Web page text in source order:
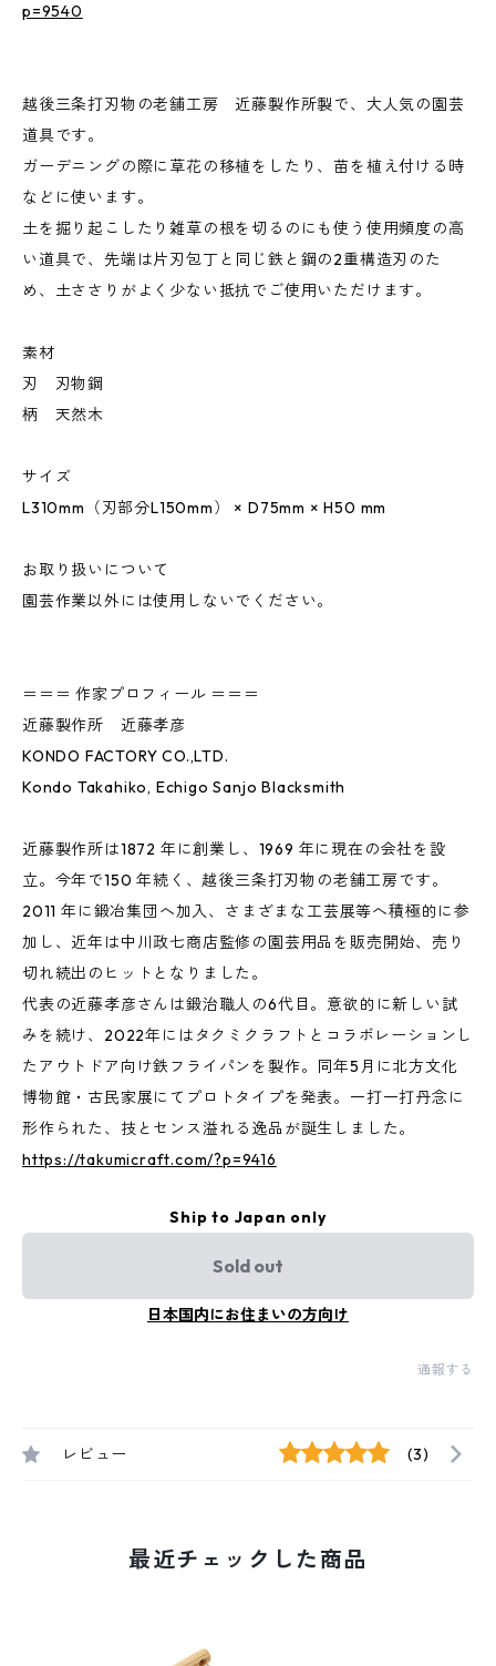
p=9540
越後三条打刃物の老舗工房 近藤製作所製で、大人気の園芸
道具です。
ガーデニングの際に草花の移植をしたり、苗を植え付ける時
などに使います。
土を掘り起こしたり雑草の根を切るのにも使う使用頻度の高
い道具で、先端は片刃包丁と同じ鉄と鋼の2重構造刃のた
め、土ささりがよく少ない抵抗でご使用いただけます。
素材
刃 刃物鋼
柄 天然木
サイズ
L310mm（刃部分L150mm） × D75mm × H50 mm
お取り扱いについて
園芸作業以外には使用しないでください。
＝＝＝ 作家プロフィール ＝＝＝
近藤製作所 近藤孝彦
KONDO FACTORY CO.,LTD.
Kondo Takahiko, Echigo Sanjo Blacksmith
近藤製作所は1872 年に創業し、1969 年に現在の会社を設
立。今年で150 年続く、越後三条打刃物の老舗工房です。
2011 年に鍛冶集団へ加入、さまざまな工芸展等へ積極的に参
加し、近年は中川政七商店監修の園芸用品を販売開始、売り
切れ続出のヒットとなりました。
代表の近藤孝彦さんは鍛治職人の6代目。意欲的に新しい試
みを続け、2022年にはタクミクラフトとコラボレーションし
たアウトドア向け鉄フライパンを製作。同年5月に北方文化
博物館・古民家展にてプロトタイプを発表。一打一打丹念に
形作られた、技とセンス溢れる逸品が誕生しました。
https://takumicraft.com/?p=9416
Ship to Japan only
Sold out
日本国内にお住まいの方向け
通報する
レビュー (3)
最近チェックした商品